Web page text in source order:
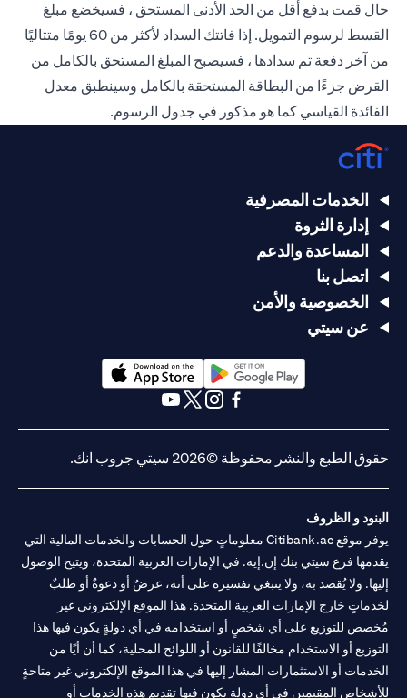
حال قمت بدفع أقل من الحد الأدنى المستحق ، فسيخضع مبلغ
القسط لرسوم التمويل. إذا فاتتك السداد لأكثر من 60 يومًا متتاليًا
من آخر دفعة تم سدادها ، فسيصبح المبلغ المستحق بالكامل من
القرض جزءًا من البطاقة المستحقة بالكامل وسينطبق معدل
الفائدة القياسي كما هو مذكور في جدول الرسوم.
الخدمات المصرفية
إدارة الثروة
المساعدة والدعم
اتصل بنا
الخصوصية والأمن
عن سيتي
(opens in a new tab)
حقوق الطبع والنشر محفوظة ©2026 سيتي جروب انك.
البنود و الظروف
يوفر موقع Citibank.ae معلوماتٍ حول الحسابات والخدمات المالية التي
يقدمها فرع سيتي بنك إن.إيه. في الإمارات العربية المتحدة، ويتيح الوصول
إليها. ولا يُقصد به، ولا ينبغي تفسيره على أنه، عرضٌ أو دعوةٌ أو طلبٌ
لخدماتٍ خارج الإمارات العربية المتحدة. هذا الموقع الإلكتروني غير
مُخصص للتوزيع على أي شخصٍ أو استخدامه في أي دولةٍ يكون فيها هذا
التوزيع أو الاستخدام مخالفًا للقانون أو اللوائح المحلية، كما أن أيًا من
الخدمات أو الاستثمارات المشار إليها في هذا الموقع الإلكتروني غير متاحةٍ
للأشخاص المقيمين في أي دولةٍ يكون فيها تقديم هذه الخدمات أو